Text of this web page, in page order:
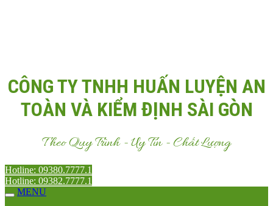
CÔNG TY TNHH HUẤN LUYỆN AN
TOÀN VÀ KIỂM ĐỊNH SÀI GÒN
Theo Quy Trình - Uy Tín - Chất Lượng
Hotline: 09380.7777.1
Hotline: 09382.7777.1
MENU